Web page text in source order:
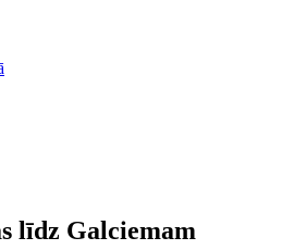
līdz Galciemam